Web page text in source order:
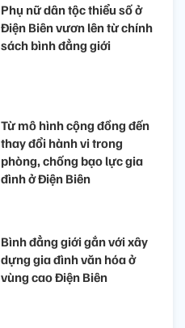
Phụ nữ dân tộc thiểu số ở
Điện Biên vươn lên từ chính
sách bình đẳng giới
Từ mô hình cộng đồng đến
thay đổi hành vi trong
phòng, chống bạo lực gia
đình ở Điện Biên
Bình đẳng giới gắn với xây
dựng gia đình văn hóa ở
vùng cao Điện Biên